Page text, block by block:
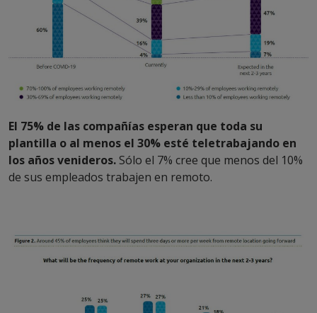
El 75% de las compañías esperan que toda su
plantilla o al menos el 30% esté teletrabajando en
los años venideros. Sólo el 7% cree que menos del 10%
de sus empleados trabajen en remoto.